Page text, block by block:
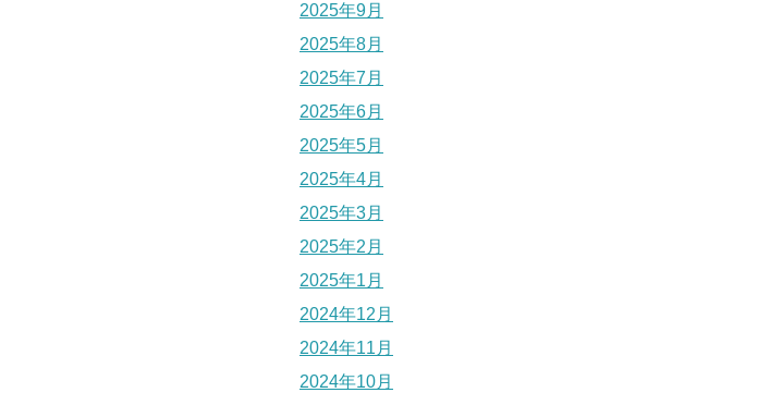
2025年9月
2025年8月
2025年7月
2025年6月
2025年5月
2025年4月
2025年3月
2025年2月
2025年1月
2024年12月
2024年11月
2024年10月